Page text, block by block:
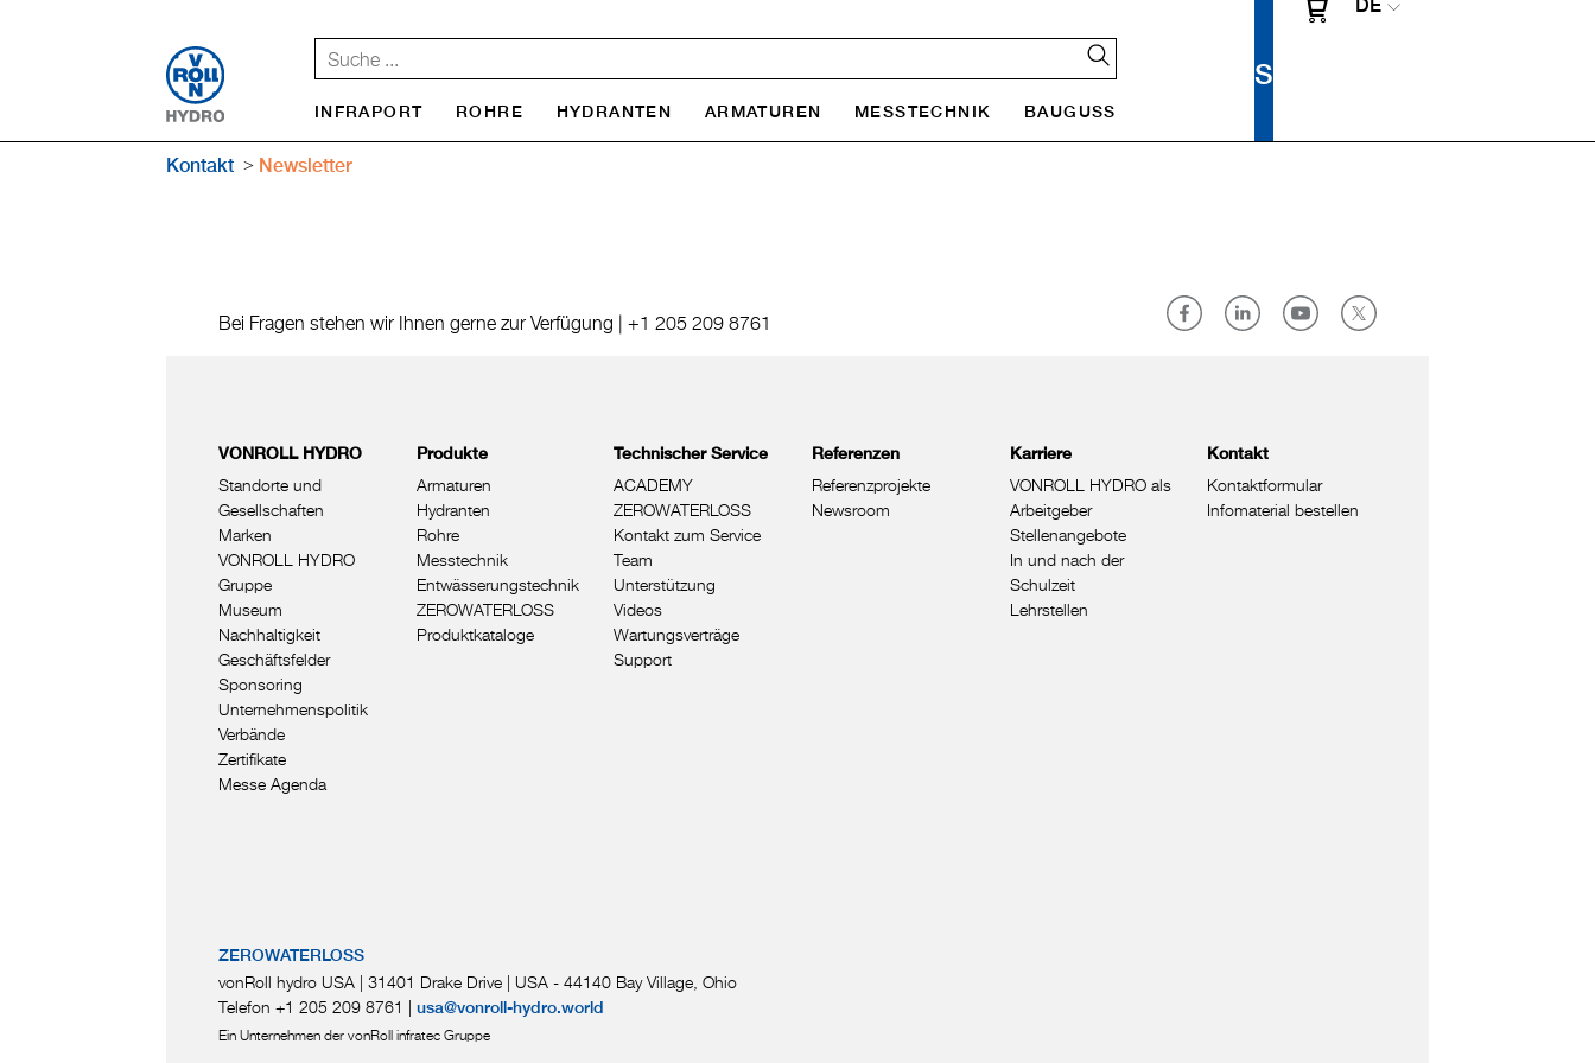
INFRAPORT ROHRE HYDRANTEN ARMATUREN MESSTECHNIK BAUGUSS
DE
Kontakt Newsletter
Bei Fragen stehen wir Ihnen gerne zur Verfügung | +1 205 209 8761
VONROLL HYDRO
Standorte und
Gesellschaften
Marken
VONROLL HYDRO
Gruppe
Museum
Nachhaltigkeit
Geschäftsfelder
Sponsoring
Unternehmenspolitik
Verbände
Zertifikate
Messe Agenda
Produkte
Armaturen
Hydranten
Rohre
Messtechnik
Entwässerungstechnik
ZEROWATERLOSS
Produktkataloge
Technischer Service
ACADEMY
ZEROWATERLOSS
Kontakt zum Service
Team
Unterstützung
Videos
Wartungsverträge
Support
Referenzen
Referenzprojekte
Newsroom
Karriere
VONROLL HYDRO als
Arbeitgeber
Stellenangebote
In und nach der
Schulzeit
Lehrstellen
Kontakt
Kontaktformular
Infomaterial bestellen
ZEROWATERLOSS
vonRoll hydro USA | 31401 Drake Drive | USA - 44140 Bay Village, Ohio
Telefon +1 205 209 8761 | usa@vonroll-hydro.world
Ein Unternehmen der vonRoll infratec Gruppe